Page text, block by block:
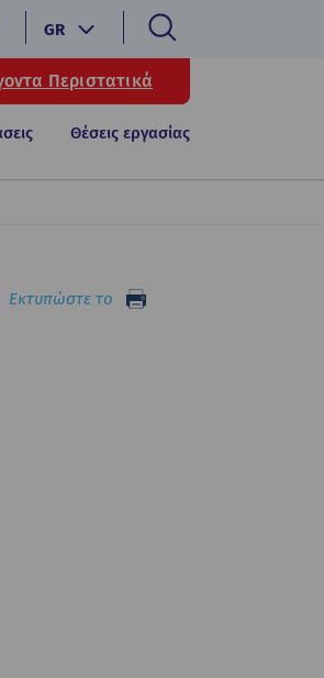
GR
Περιστατικά
Θέσεις εργασίας
Εκτυπώστε το